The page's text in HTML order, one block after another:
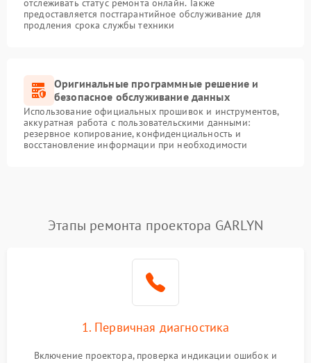
отслеживать статус ремонта онлайн. Также
предоставляется постгарантийное обслуживание для
продления срока службы техники
Оригинальные программные решение и
безопасное обслуживание данных
Использование официальных прошивок и инструментов,
аккуратная работа с пользовательскими данными:
резервное копирование, конфиденциальность и
восстановление информации при необходимости
Этапы ремонта проектора GARLYN
1. Первичная диагностика
Включение проектора, проверка индикации ошибок и